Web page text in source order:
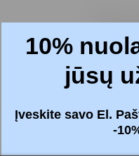
10%
jūsų
Įveskite savo El.
-